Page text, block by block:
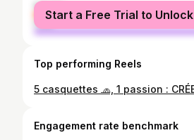
female
male
Start a Free Trial to Unlock
Top performing Reels
Engagement rate benchmark